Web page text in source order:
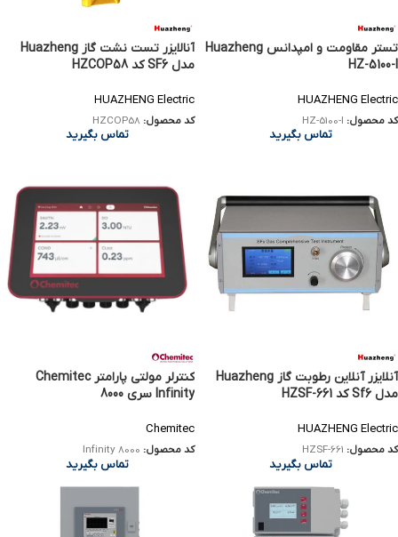
تستر مقاومت و امپدانس Huazheng
HZ-5100-I
HUAZHENG Electric
کد محصول: HZ-5100-I
تماس بگیرید
آنالایزر تست نشت گاز Huazheng
مدل SF6 کد HZCOP58
HUAZHENG Electric
کد محصول: HZCOP58
تماس بگیرید
آنلایزر آنلاین رطوبت گاز Huazheng
مدل Sf6 کد HZSF-661
HUAZHENG Electric
کد محصول: HZSF-661
تماس بگیرید
کنترلر مولتی پارامتر Chemitec
Infinity سری 8000
Chemitec
کد محصول: Infinity 8000
تماس بگیرید